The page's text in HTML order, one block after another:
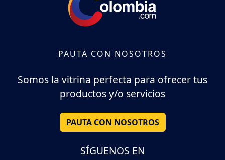
PAUTA CON NOSOTROS
Somos la vitrina perfecta para ofrecer tus
productos y/o servicios
PAUTA CON NOSOTROS
SÍGUENOS EN